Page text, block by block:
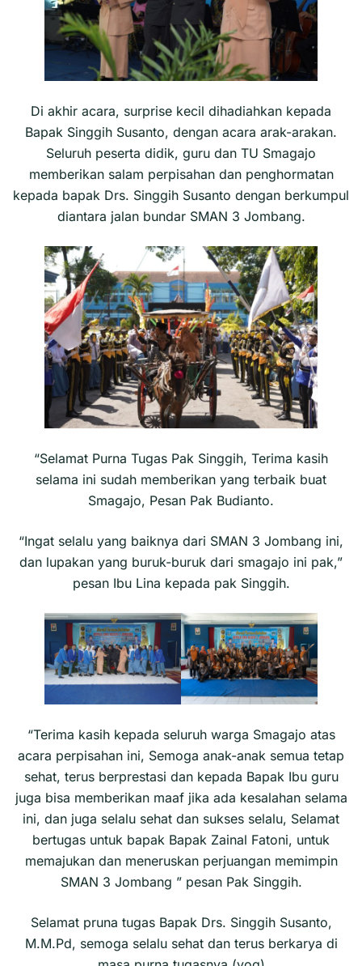
Di akhir acara, surprise kecil dihadiahkan kepada
Bapak Singgih Susanto, dengan acara arak-arakan.
Seluruh peserta didik, guru dan TU Smagajo
memberikan salam perpisahan dan penghormatan
kepada bapak Drs. Singgih Susanto dengan berkumpul
diantara jalan bundar SMAN 3 Jombang.
“Selamat Purna Tugas Pak Singgih, Terima kasih
selama ini sudah memberikan yang terbaik buat
Smagajo, Pesan Pak Budianto.
“Ingat selalu yang baiknya dari SMAN 3 Jombang ini,
dan lupakan yang buruk-buruk dari smagajo ini pak,”
pesan Ibu Lina kepada pak Singgih.
“Terima kasih kepada seluruh warga Smagajo atas
acara perpisahan ini, Semoga anak-anak semua tetap
sehat, terus berprestasi dan kepada Bapak Ibu guru
juga bisa memberikan maaf jika ada kesalahan selama
ini, dan juga selalu sehat dan sukses selalu, Selamat
bertugas untuk bapak Bapak Zainal Fatoni, untuk
memajukan dan meneruskan perjuangan memimpin
SMAN 3 Jombang ” pesan Pak Singgih.
Selamat pruna tugas Bapak Drs. Singgih Susanto,
M.M.Pd, semoga selalu sehat dan terus berkarya di